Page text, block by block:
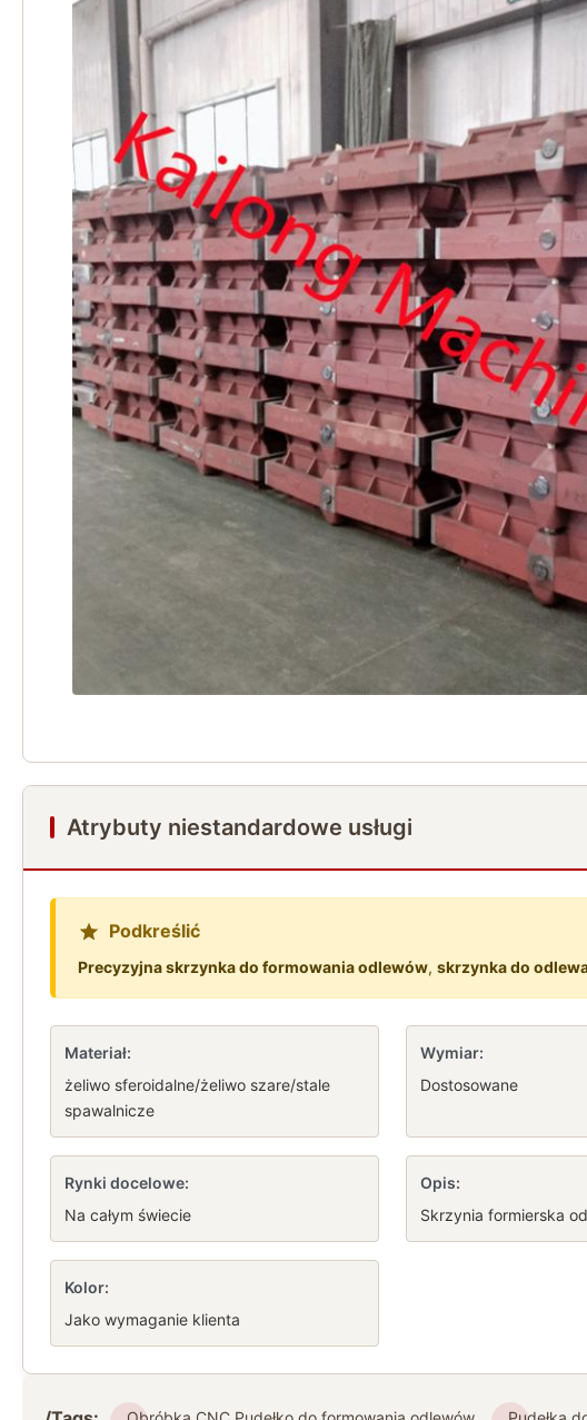
Atrybuty niestandardowe usługi
Podkreślić
Precyzyjna skrzynka do formowania odlewów, skrzynka do
Materiał:
żeliwo sferoidalne/żeliwo szare/stale
spawalnicze
Wymiar:
Dostosowane
Rynki docelowe:
Na całym świecie
Opis:
Skrzynia formierska
Kolor:
Jako wymaganie klienta